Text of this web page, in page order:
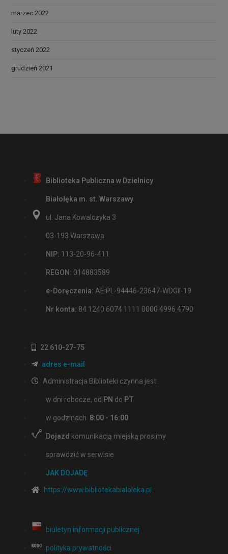
marzec 2022
luty 2022
styczeń 2022
grudzień 2021
Biblioteka Publiczna w Dzielnicy
Białołęka m. st. Warszawy
ul. Jana Kowalczyka 3
03-193 Warszawa
NIP: 113-20-96-411
REGON: 014883589
e-Doręczenia: AE:PL-94446-23647-WDGII-19
Nr konta: 84 1240 6074 1111 0000 4996 4790
22 610-27-75
adres e-mail
Administracja Biblioteki czynna jest
w dni robocze, od PN do PT
w godzinach 8:00 - 16:00
Dojazd komunikacją miejską prosimy
sprawdzić w serwisie
JAK DOJADĘ
https://www.bibliotekabialoleka.pl
biuletyn informacji publicznej
polityka prywatności